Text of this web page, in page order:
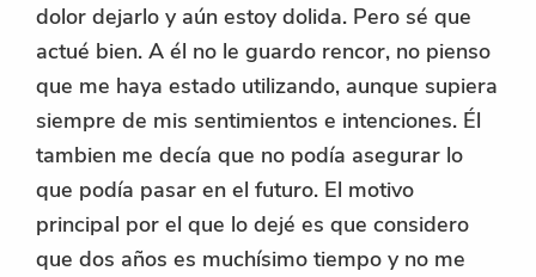
dolor dejarlo y aún estoy dolida. Pero sé que
actué bien. A él no le guardo rencor, no pienso
que me haya estado utilizando, aunque supiera
siempre de mis sentimientos e intenciones. Él
tambien me decía que no podía asegurar lo
que podía pasar en el futuro. El motivo
principal por el que lo dejé es que considero
que dos años es muchísimo tiempo y no me